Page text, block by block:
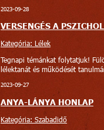
2023-09-28
VERSENGÉS A
Kategória: Lélek
Tegnapi témánkat folytatjuk!
lélektanát és működését
2023-09-27
ANYA-LÁNYA HONLAP
Kategória: Szabadidő